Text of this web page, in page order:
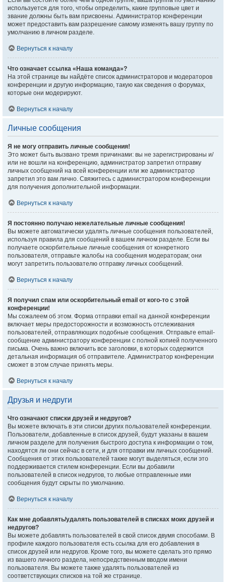
используется для того, чтобы определить, какие групповые цвет и
звание должны быть вам присвоены. Администратор конференции
может предоставить вам разрешение самому изменять вашу группу по
умолчанию в личном разделе.
Вернуться к началу
Что означает ссылка «Наша команда»?
На этой странице вы найдёте список администраторов и модераторов
конференции и другую информацию, такую как сведения о форумах,
которые они модерируют.
Вернуться к началу
Личные сообщения
Я не могу отправить личные сообщения!
Это может быть вызвано тремя причинами: вы не зарегистрированы и/
или не вошли на конференцию, администратор запретил отправку
личных сообщений на всей конференции или же администратор
запретил это вам лично. Свяжитесь с администратором конференции
для получения дополнительной информации.
Вернуться к началу
Я постоянно получаю нежелательные личные сообщения!
Вы можете автоматически удалять личные сообщения пользователей,
используя правила для сообщений в вашем личном разделе. Если вы
получаете оскорбительные личные сообщения от конкретного
пользователя, отправьте жалобы на сообщения модераторам; они
могут запретить пользователю отправку личных сообщений.
Вернуться к началу
Я получил спам или оскорбительный email от кого-то с этой
конференции!
Мы сожалеем об этом. Форма отправки email на данной конференции
включает меры предосторожности и возможность отслеживания
пользователей, отправляющих подобные сообщения. Отправьте email-
сообщение администратору конференции с полной копией полученного
письма. Очень важно включить все заголовки, в которых содержится
детальная информация об отправителе. Администратор конференции
сможет в этом случае принять меры.
Вернуться к началу
Друзья и недруги
Что означают списки друзей и недругов?
Вы можете включать в эти списки других пользователей конференции.
Пользователи, добавленные в список друзей, будут указаны в вашем
личном разделе для получения быстрого доступа к информации о том,
находятся ли они сейчас в сети, и для отправки им личных сообщений.
Сообщения от этих пользователей также могут выделяться, если это
поддерживается стилем конференции. Если вы добавили
пользователей в список недругов, то любые отправленные ими
сообщения будут скрыты по умолчанию.
Вернуться к началу
Как мне добавлять/удалять пользователей в списках моих друзей и
недругов?
Вы можете добавлять пользователей в свой список двумя способами. В
профиле каждого пользователя есть ссылка для его добавления в
список друзей или недругов. Кроме того, вы можете сделать это прямо
из вашего личного раздела, непосредственным вводом имени
пользователя. Вы можете также удалять пользователей из
соответствующих списков на той же странице.